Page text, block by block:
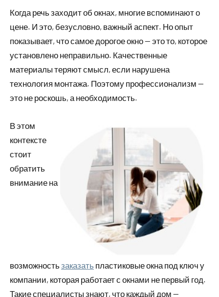
Когда речь заходит об окнах, многие вспоминают о
цене. И это, безусловно, важный аспект. Но опыт
показывает, что самое дорогое окно — это то, которое
установлено неправильно. Качественные
материалы теряют смысл, если нарушена
технология монтажа. Поэтому профессионализм —
это не роскошь, а необходимость.
В этом
контексте
стоит
обратить
внимание на
возможностьзаказать пластиковые окна под ключ у
компании, которая работает с окнами не первый год.
Такие специалисты знают, что каждый дом —